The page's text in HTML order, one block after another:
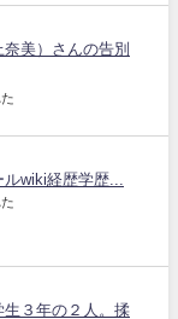
奈美）さんの告別
wiki経歴学歴...
生３年の２人。揉